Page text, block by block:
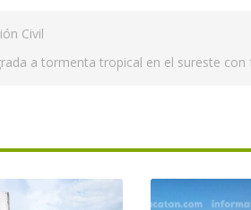
Civil
a tormenta tropical en el sureste con